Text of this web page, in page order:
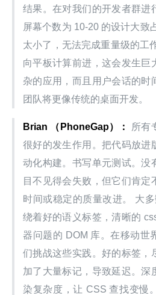
结果。在对我们的开发者群进
屏幕个数为 10-20 的设计大致
太小了，无法完成重量级的工
向平板计算前进，这会发生巨
杂的应用，而且用户会话的时
团队将更像传统的桌面开发。
Brian （PhoneGap）：
所有
很好的发生作用。把代码放进
动化构建。书写单元测试。没
目不见得会失败，但它们肯定
时间或稳定的质量改进。 大
绕着好的语义标签，清晰的
器问题的 DOM 库。在移动世
们挑战这些实践。好的标签，
加了大量标记，导致延迟。深
染复杂度，让 CSS 查找变慢